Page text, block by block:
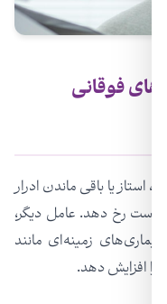
فوقانی
یا باقی ماندن ادرار
است رخ دهد. عامل دیگر،
زمینه‌ای مانند
را افزایش دهد.